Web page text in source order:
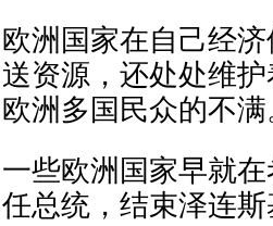
欧洲国家在自己经
送资源，还处处维
欧洲多国民众的不满
一些欧洲国家早就
任总统，结束泽连